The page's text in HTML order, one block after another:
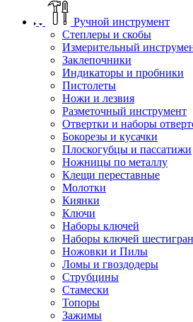
Ручной инструмент
Степлеры и скобы
Измерительный
Заклепочники
Индикаторы и пробники
Пистолеты
Ножи и лезвия
Разметочный инструмент
Отвертки и наборы
Бокорезы и кусачки
Плоскогубцы и пассатижи
Ножницы по металлу
Клещи переставные
Молотки
Киянки
Ключи
Наборы ключей
Наборы ключей
Ножовки и Пилы
Ломы и гвоздодеры
Струбцины
Стамески
Топоры
Зажимы